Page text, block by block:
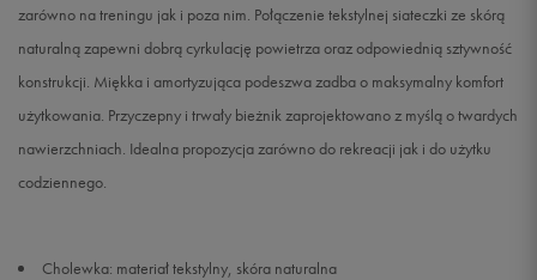
44,5 28,5 cm Powiadom o dostępności
45 29 cm Powiadom o dostępności
46
zarówno na treningu jak i poza nim. Połączenie tekstylnej siateczki ze skórą
naturalną zapewni dobrą cyrkulację powietrza oraz odpowiednią sztywność
konstrukcji. Miękka i amortyzująca podeszwa zadba o maksymalny komfort
użytkowania. Przyczepny i trwały bieżnik zaprojektowano z myślą o twardych
nawierzchniach. Idealna propozycja zarówno do rekreacji jak i do użytku
codziennego.
Cholewka: materiał tekstylny, skóra naturalna